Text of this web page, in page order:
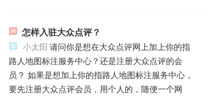
怎样入驻大众点评？
小太阳 请问你是想在大众点评网上加上你的指
路人地图标注服务中心？还是注册大众点评的会
员？ 如果是想加上你的指路人地图标注服务中心，
要先注册大众点评会员，用个人的，随便一个网